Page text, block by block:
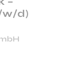
w/d)